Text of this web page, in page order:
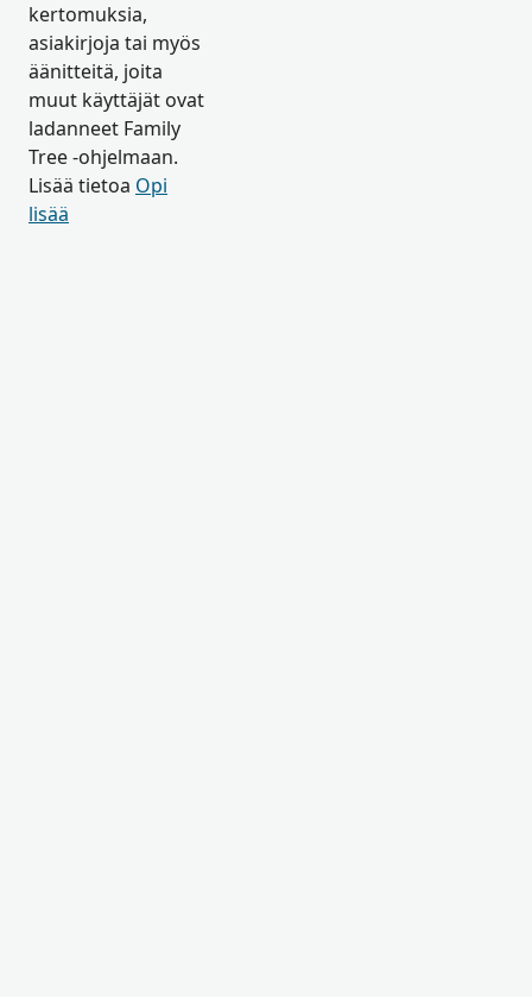
kertomuksia,
asiakirjoja tai myös
äänitteitä, joita
muut käyttäjät ovat
ladanneet Family
Tree -ohjelmaan.
Lisää tietoa Opi
lisää